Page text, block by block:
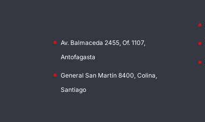
Av. Balmaceda 2455, Of. 1107,
Antofagasta
General San Martín 8400, Colina,
Santiago